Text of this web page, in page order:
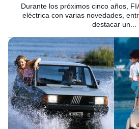
Durante los próximos cinco años,
eléctrica con varias novedades,
destacar un...